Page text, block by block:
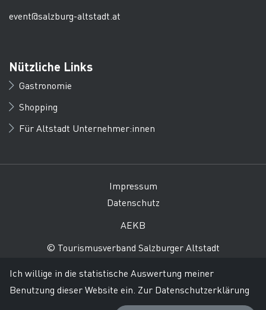
event@salzburg-altstadt.at
Nützliche Links
Gastronomie
Shopping
Für Altstadt Unternehmer:innen
Impressum
Datenschutz
AEKB
© Tourismusverband Salzburger Altstadt
Ich willige in die statistische Auswertung meiner
Benutzung dieser Website ein. Zur Datenschutzerklärung